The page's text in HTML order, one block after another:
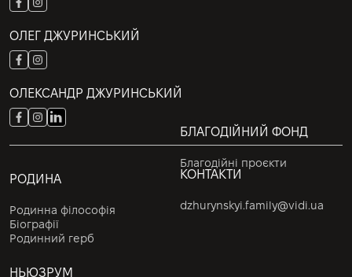
ОЛЕГ ДЖУРИНСЬКИЙ
ОЛЕКСАНДР ДЖУРИНСЬКИЙ
РОДИНА
Родинна філософія
Біографії
Родинний герб
БЛАГОДІЙНИЙ ФОНД
Благодійні проєкти
НЬЮЗРУМ
КОНТАКТИ
dzhurynskyi.family@vidi.ua